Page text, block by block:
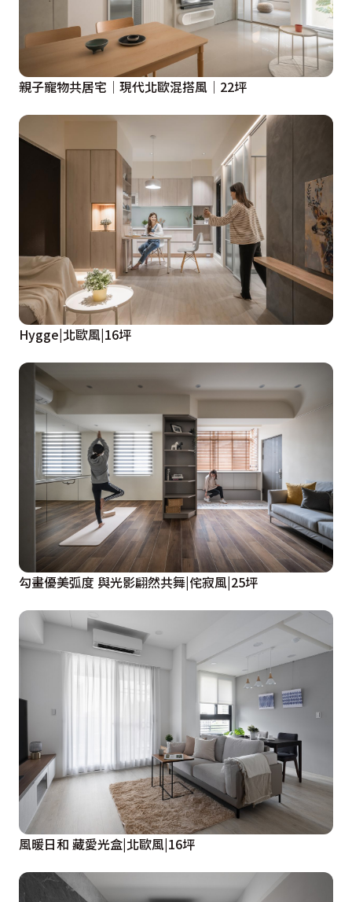
親子寵物共居宅│現代北歐混搭風│22坪
Hygge|北歐風|16坪
勾畫優美弧度 與光影翩然共舞|侘寂風|25坪
風暖日和 藏愛光盒|北歐風|16坪